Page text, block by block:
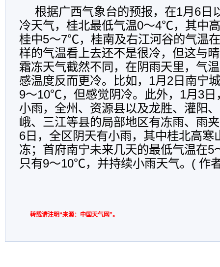
根据广西气象台的预报，在1月6日
冷天气，桂北最低气温0～4℃，其中
桂中5～7℃，桂南及右江河谷的气温
样的气温看上去还不是很冷，但这与
霜冻天气截然不同，在阴雨天里，气
感温度反而更冷。比如，1月2日南宁
9～10℃，但感觉阴冷。此外，1月3日
小雨，全州、资源县以及龙胜、灌阳
峨、三江等县的局部地区有冻雨、雨
6日，全区阴天有小雨，其中桂北高寒
冻；首府南宁未来几天的最低气温在
只有9～10℃，并持续小雨天气。( 作
转载请注明“来源：中国天气网”。